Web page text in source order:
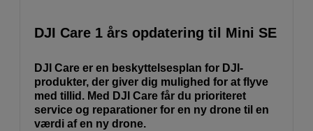
DJI Care 1 års opdatering til Mini SE
DJI Care er en beskyttelsesplan for DJI-
produkter, der giver dig mulighed for at flyve
med tillid. Med DJI Care får du prioriteret
service og reparationer for en ny drone til en
værdi af en ny drone.